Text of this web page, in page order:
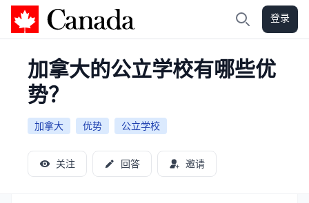
加拿大攻略 登录
加拿大的公立学校有哪些优
势？
加拿大 优势 公立学校
关注 回答 邀请